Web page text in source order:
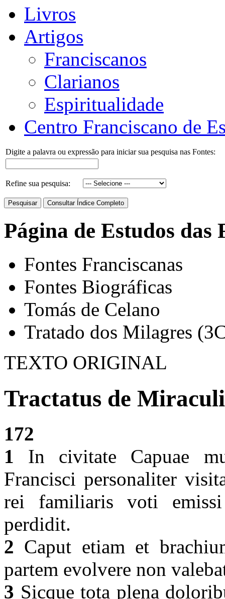
Livros
Artigos
Franciscanos
Clarianos
Espiritualidade
Centro Franciscano de
Digite a palavra ou expressão para iniciar sua pesquisa nas Fontes:
Refine sua pesquisa:
Página de Estudos das
Fontes Franciscanas
Fontes Biográficas
Tomás de Celano
Tratado dos Milagres
TEXTO ORIGINAL
Tractatus de
172
1 In civitate Capuae
Francisci personaliter
rei familiaris voti
perdidit.
2 Caput etiam et
partem evolvere non
3 Sicque tota plena